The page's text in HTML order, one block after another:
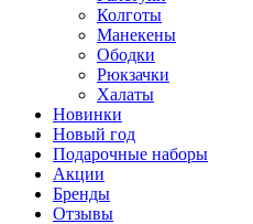
Колготы
Манекены
Ободки
Рюкзачки
Халаты
Новинки
Новый год
Подарочные наборы
Акции
Бренды
Отзывы